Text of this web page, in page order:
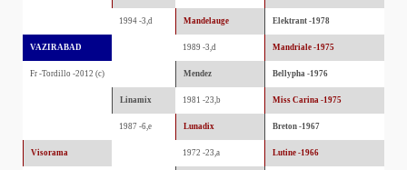
1994 -3,d Mandelauge Elektrant -1978
VAZIRABAD 1989 -3,d Mandriale -1975
Fr -Tordillo -2012 (c) Mendez Bellypha -1976
Linamix 1981 -23,b Miss Carina -1975
1987 -6,e Lunadix Breton -1967
Visorama 1972 -23,a Lutine -1966